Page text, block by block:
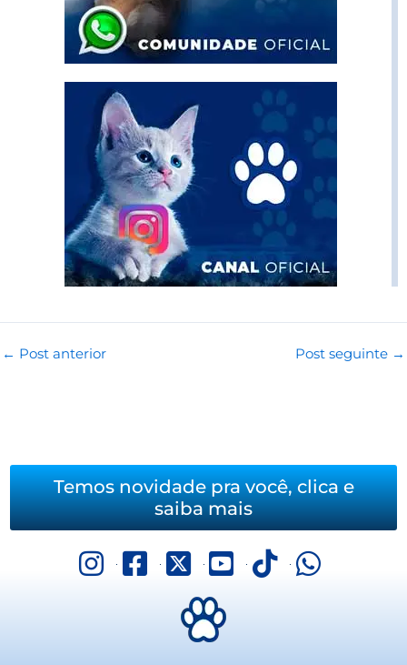
← Post anterior Post seguinte →
Temos novidade pra você, clica e
saiba mais